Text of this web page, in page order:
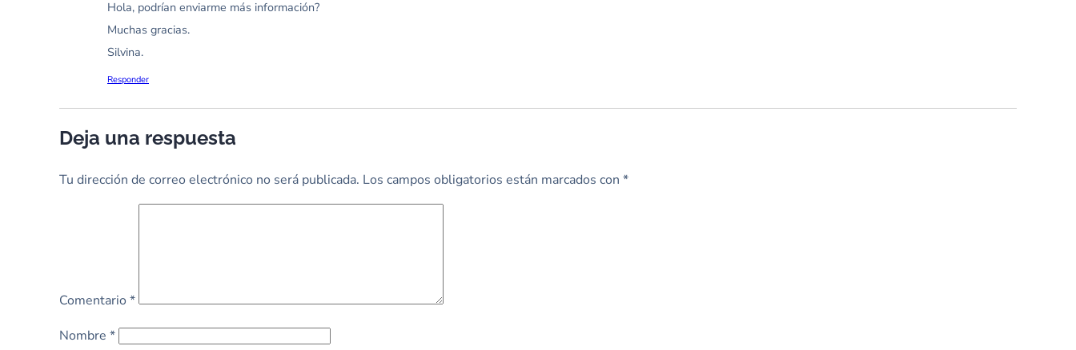
Hola, podrían enviarme más información?
Muchas gracias.
Silvina.
Responder
Deja una respuesta
Tu dirección de correo electrónico no será publicada. Los campos obligatorios están marcados con *
Comentario *
Nombre *